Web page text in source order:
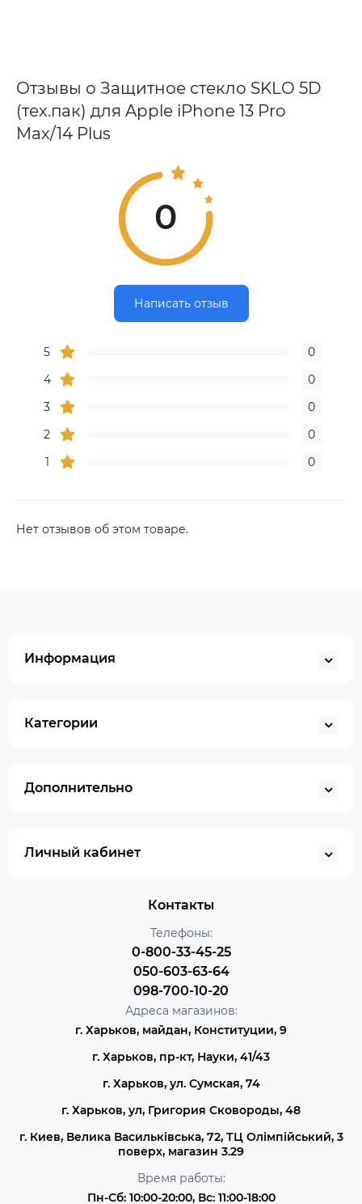
Отзывы о Защитное стекло SKLO 5D
(тех.пак) для Apple iPhone 13 Pro
Max/14 Plus
0
Написать отзыв
5
0
4
0
3
0
2
0
1
0
Нет отзывов об этом товаре.
Информация
Категории
Дополнительно
Личный кабинет
Контакты
Телефоны:
0-800-33-45-25
050-603-63-64
098-700-10-20
Адреса магазинов:
г. Харьков, майдан, Конституции, 9
г. Харьков, пр-кт, Науки, 41/43
г. Харьков, ул. Сумская, 74
г. Харьков, ул, Григория Сковороды, 48
г. Киев, Велика Васильківська, 72, ТЦ Олімпійський, 3
поверх, магазин 3.29
Время работы:
Пн-Сб: 10:00-20:00, Вс: 11:00-18:00